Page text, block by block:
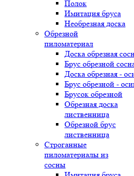
Полок
Имитация бруса
Необрезная доска
Обрезной
пиломатериал
Доска обрезная
Брус обрезной
Доска обрезная -
Брус обрезной -
Брусок обрезной
Обрезная доска
лиственница
Обрезной брус
лиственница
Строганные
пиломатериалы из
сосны